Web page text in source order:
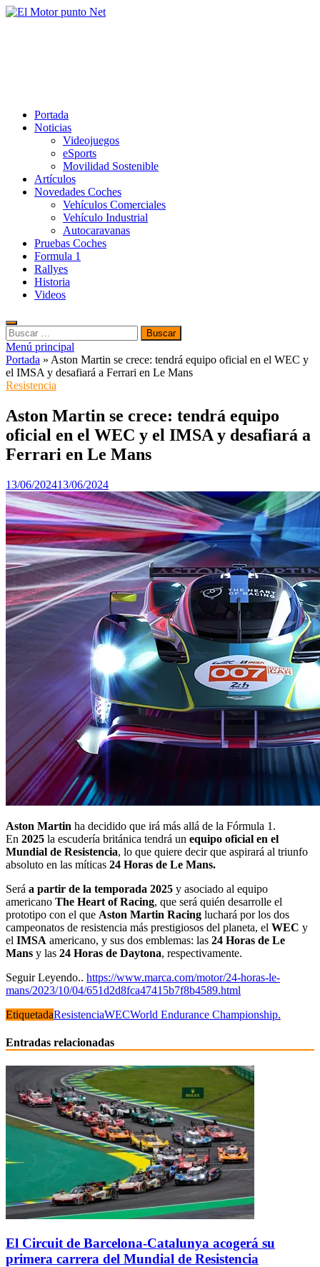
Saltar
Portada
Noticias
Videojuegos
eSports
Movilidad Sostenible
Artículos
Novedades Coches
Vehículos Comerciales
Vehículo Industrial
Autocaravanas
Pruebas Coches
Formula 1
Rallyes
Historia
Videos
Buscar:
Menú principal
Portada » Aston Martin se crece: tendrá equipo oficial en el WEC y
el IMSA y desafiará a Ferrari en Le Mans
Resistencia
Aston Martin se crece: tendrá equipo
oficial en el WEC y el IMSA y desafiará a
Ferrari en Le Mans
13/06/202413/06/2024
Aston Martin ha decidido que irá más allá de la Fórmula 1.
En 2025 la escudería británica tendrá un equipo oficial en el
Mundial de Resistencia, lo que quiere decir que aspirará al triunfo
absoluto en las míticas 24 Horas de Le Mans.
Será a partir de la temporada 2025 y asociado al equipo
americano The Heart of Racing, que será quién desarrolle el
prototipo con el que Aston Martin Racing luchará por los dos
campeonatos de resistencia más prestigiosos del planeta, el WEC y
el IMSA americano, y sus dos emblemas: las 24 Horas de Le
Mans y las 24 Horas de Daytona, respectivamente.
Seguir Leyendo.. https://www.marca.com/motor/24-horas-le-
mans/2023/10/04/651d2d8fca47415b7f8b4589.html
EtiquetadaResistenciaWECWorld Endurance Championship.
Entradas relacionadas
El Circuit de Barcelona-Catalunya acogerá su
primera carrera del Mundial de Resistencia